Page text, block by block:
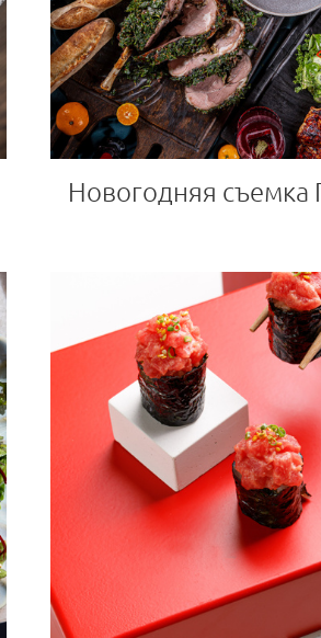
Новогодняя съемка